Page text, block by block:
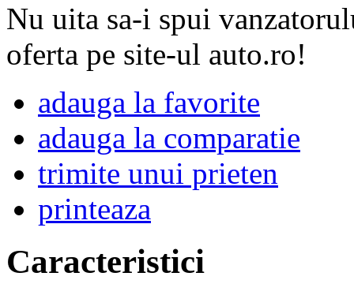
Nu uita sa-i spui
oferta pe site-ul auto.ro!
adauga la favorite
adauga la comparatie
trimite unui prieten
printeaza
Caracteristici